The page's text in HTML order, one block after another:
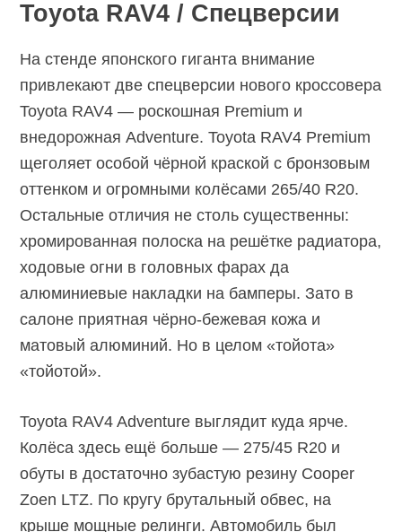
Toyota RAV4 / Спецверсии
На стенде японского гиганта внимание
привлекают две спецверсии нового кроссовера
Toyota RAV4 — роскошная Premium и
внедорожная Adventure. Toyota RAV4 Premium
щеголяет особой чёрной краской с бронзовым
оттенком и огромными колёсами 265/40 R20.
Остальные отличия не столь существенны:
хромированная полоска на решётке радиатора,
ходовые огни в головных фарах да
алюминиевые накладки на бамперы. Зато в
салоне приятная чёрно-бежевая кожа и
матовый алюминий. Но в целом «тойота»
«тойотой».
Toyota RAV4 Adventure выглядит куда ярче.
Колёса здесь ещё больше — 275/45 R20 и
обуты в достаточно зубастую резину Cooper
Zoen LTZ. По кругу брутальный обвес, на
крыше мощные релинги. Автомобиль был